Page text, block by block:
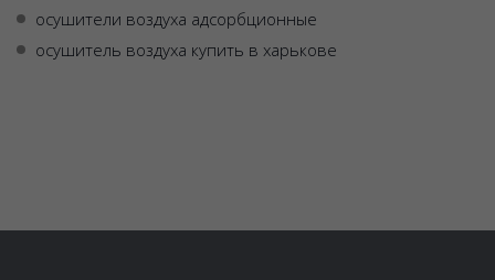
осушители воздуха адсорбционные
осушитель воздуха купить в харькове